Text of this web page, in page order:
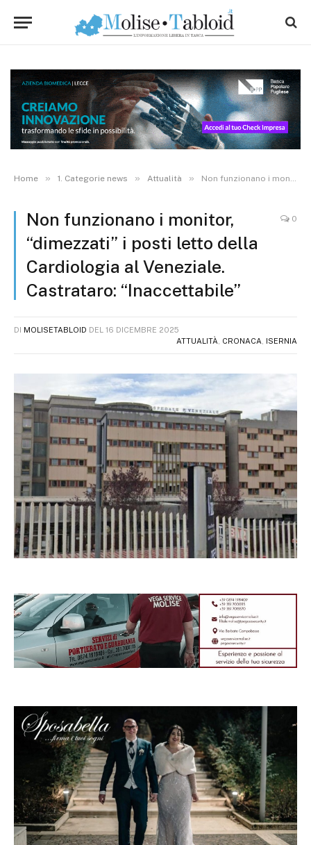
Home » 1. Categorie news » Attualità » Non funzionano i monitor, “dimezzati” i posti letto della Cardiologia al Veneziale. Castrataro: “Inaccettabile”
Non funzionano i monitor,
“dimezzati” i posti letto della
Cardiologia al Veneziale.
Castrataro: “Inaccettabile”
0
DI MOLISETABLOID DEL 16 DICEMBRE 2025
ATTUALITÀ
CRONACA ISERNIA